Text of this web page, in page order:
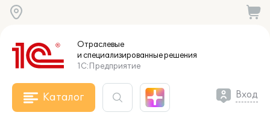
Отраслевые
и специализированныерешения
1С:Предприятие
Каталог Вход